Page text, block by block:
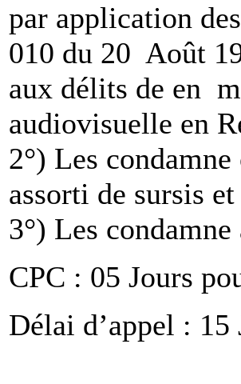
par application
010 du 20 Août
aux délits de en
audiovisuelle en
2°) Les
assorti de sursis
3°) Les
CPC : 05 Jours
Délai d’appel : 15